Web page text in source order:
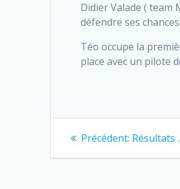
Didier Valade ( team
défendre ses
Téo occupe la
place avec un pilote
Navigation
de
Précédent: Previous
Résultats